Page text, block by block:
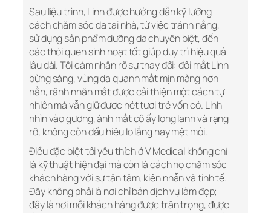
Sau liệu trình, Linh được hướng dẫn kỹ lưỡng
cách chăm sóc da tại nhà, từ việc tránh nắng,
sử dụng sản phẩm dưỡng da chuyên biệt, đến
các thói quen sinh hoạt tốt giúp duy trì hiệu quả
lâu dài. Tôi cảm nhận rõ sự thay đổi: đôi mắt Linh
bừng sáng, vùng da quanh mắt mịn màng hơn
hẳn, rãnh nhăn mắt được cải thiện một cách tự
nhiên mà vẫn giữ được nét tươi trẻ vốn có. Linh
nhìn vào gương, ánh mắt cô ấy long lanh và rạng
rỡ, không còn dấu hiệu lo lắng hay mệt mỏi.
Điều đặc biệt tôi yêu thích ở V Medical không chỉ
là kỹ thuật hiện đại mà còn là cách họ chăm sóc
khách hàng với sự tận tâm, kiên nhẫn và tinh tế.
Đây không phải là nơi chỉ bán dịch vụ làm đẹp;
đây là nơi mỗi khách hàng được trân trọng, được